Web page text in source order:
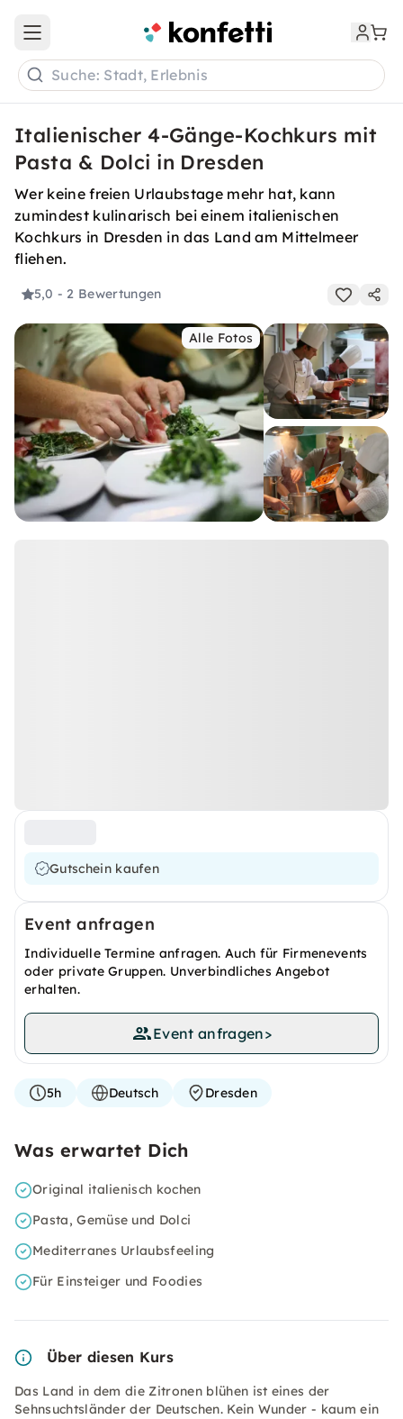
Open main menu
Suche: Stadt, Erlebnis
Italienischer 4-Gänge-Kochkurs mit
Pasta & Dolci in Dresden
Wer keine freien Urlaubstage mehr hat, kann
zumindest kulinarisch bei einem italienischen
Kochkurs in Dresden in das Land am Mittelmeer
fliehen.
5,0 - 2 Bewertungen
Alle Fotos
Gutschein kaufen
Event anfragen
Individuelle Termine anfragen. Auch für Firmenevents
oder private Gruppen. Unverbindliches Angebot
erhalten.
Event anfragen>
5h Deutsch Dresden
Was erwartet Dich
Original italienisch kochen
Pasta, Gemüse und Dolci
Mediterranes Urlaubsfeeling
Für Einsteiger und Foodies
Über diesen Kurs
Das Land in dem die Zitronen blühen ist eines der
Sehnsuchtsländer der Deutschen. Kein Wunder - kaum ein